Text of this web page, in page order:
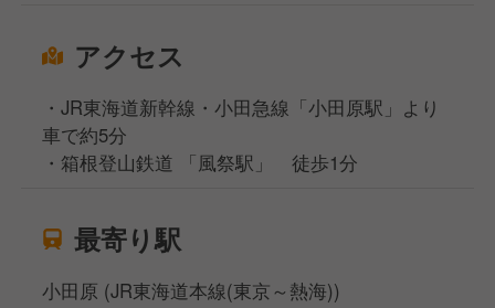
アクセス
・JR東海道新幹線・小田急線「小田原駅」より
車で約5分
・箱根登山鉄道 「風祭駅」 徒歩1分
最寄り駅
小田原 (JR東海道本線(東京～熱海))